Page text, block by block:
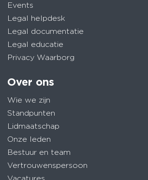
Events
Legal helpdesk
Legal documentatie
Legal educatie
Privacy Waarborg
Over ons
Wie we zijn
Standpunten
Lidmaatschap
Onze leden
Bestuur en team
Vertrouwenspersoon